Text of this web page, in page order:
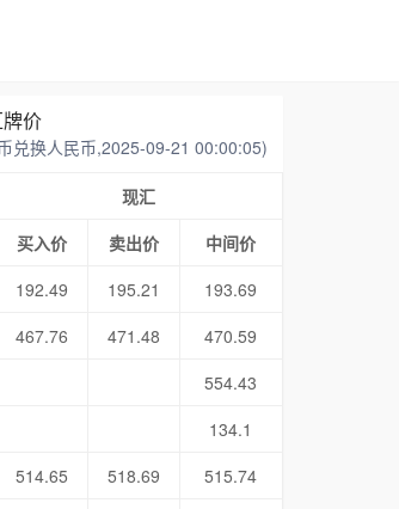
价
兑换人民币,2025-09-21 00:00:05)
现汇
买入价
卖出价
中间价
192.49 195.21
193.69
467.76 471.48
470.59
554.43
134.1
514.65 518.69
515.74